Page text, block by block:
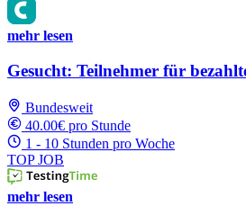
mehr lesen
Gesucht: Teilnehmer für
Bundesweit
40.00€ pro Stunde
1 - 10 Stunden pro Woche
TOP JOB
mehr lesen